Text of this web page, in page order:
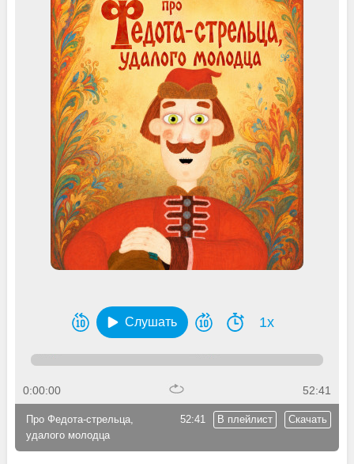
Слушать 1x
0:00:00 52:41
52:41 В плейлист Скачать
Про Федота-стрельца,
удалого молодца